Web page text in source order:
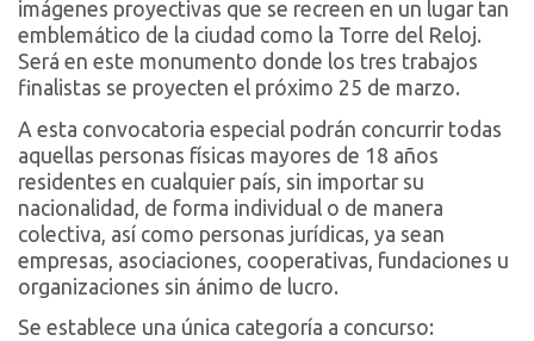
imágenes proyectivas que se recreen en un lugar tan
emblemático de la ciudad como la Torre del Reloj.
Será en este monumento donde los tres trabajos
finalistas se proyecten el próximo 25 de marzo.
A esta convocatoria especial podrán concurrir todas
aquellas personas físicas mayores de 18 años
residentes en cualquier país, sin importar su
nacionalidad, de forma individual o de manera
colectiva, así como personas jurídicas, ya sean
empresas, asociaciones, cooperativas, fundaciones u
organizaciones sin ánimo de lucro.
Se establece una única categoría a concurso: